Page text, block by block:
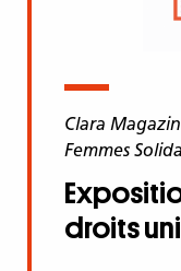
Clara
Femmes
droits